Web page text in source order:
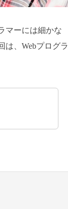
マーには細かな
は、Webプログラ